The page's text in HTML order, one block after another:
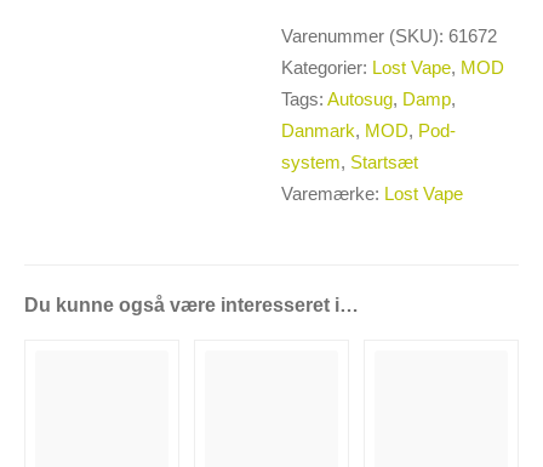
Varenummer (SKU):61672
Kategorier: Lost Vape, MOD
Tags:Autosug, Damp,
Danmark, MOD, Pod-
system, Startsæt
Varemærke: Lost Vape
Du kunne også være interesseret i…